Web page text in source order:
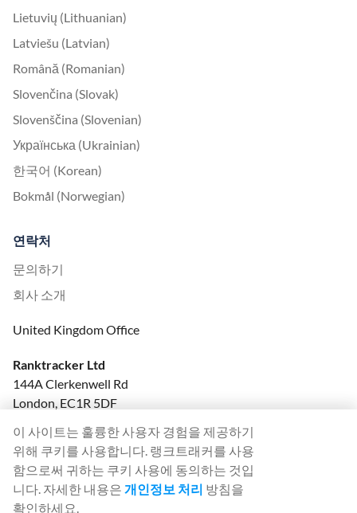
Lietuvių (Lithuanian)
Latviešu (Latvian)
Română (Romanian)
Slovenčina (Slovak)
Slovenščina (Slovenian)
Українська (Ukrainian)
한국어 (Korean)
Bokmål (Norwegian)
연락처
문의하기
회사 소개
United Kingdom Office
Ranktracker Ltd
144A Clerkenwell Rd
London, EC1R 5DF
felix@ranktracker.com
2015 -
이 사이트는 훌륭한 사용자 경험을 제공하기
위해 쿠키를 사용합니다. 랭크트래커를 사용
함으로써 귀하는 쿠키 사용에 동의하는 것입
니다. 자세한 내용은 개인정보 처리 방침을
확인하세요.